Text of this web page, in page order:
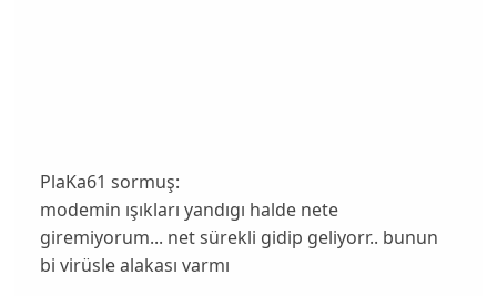
PlaKa61 sormuş:
modemin ışıkları yandıgı halde nete
giremiyorum... net sürekli gidip geliyorr.. bunun
bi virüsle alakası varmı